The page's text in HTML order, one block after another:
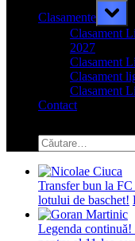
Clasamente
Toggle
sub-
menu
Clasament
2027
Clasament
Clasament
Clasament
Contact
search
form
Caută
după:
Transfer bun la
lotului de baschet!
Legenda